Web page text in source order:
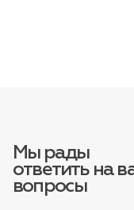
Мы рады
ответить на
вопросы